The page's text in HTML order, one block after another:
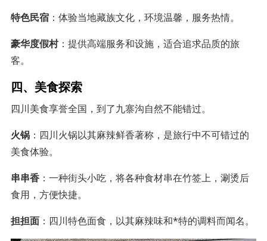
特色民宿：体验当地藏族文化，环境温馨，服务热情。
豪华度假村：提供高端服务和设施，适合追求品质的旅
客。
四、美食探索
四川美食享誉全国，到了九寨沟自然不能错过。
火锅：四川火锅以其麻辣鲜香著称，是旅行中不可错过的
美食体验。
串串香：一种街头小吃，将各种食材串在竹签上，涮烫后
食用，方便快捷。
担担面：四川特色面食，以其麻辣味和*特的调料而闻名。